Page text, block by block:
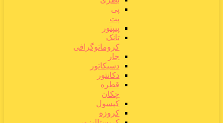
پی
پت
پیپتور
تانک
کروماتوگرافی
جار
دسیکاتور
دکانتور
قطره
چکان
کپسول
کروزه